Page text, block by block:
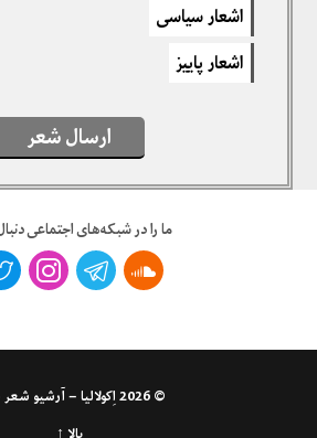
اشعار سیاسی
اشعار پاییز
ارسال شعر
ما را در شبکه‌های اجتماعی
© 2026
اِکولالیا – آرشیو